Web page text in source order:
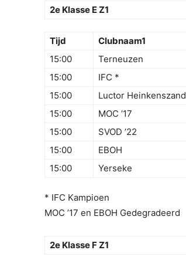
2e Klasse E Z1
Tijd Clubnaam1
15:00
Terneuzen
15:00
IFC *
15:00
Luctor Heinkenszand
15:00
MOC ’17
15:00
SVOD ’22
15:00
EBOH
15:00
Yerseke
* IFC Kampioen
MOC ’17 en EBOH Gedegradeerd
2e Klasse F Z1